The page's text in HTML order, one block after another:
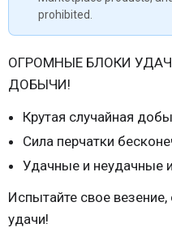
prohibited.
ОГРОМНЫЕ БЛОКИ
ДОБЫЧИ!
Крутая случайная
Сила перчатки
Удачные и неудачные
Испытайте свое везение,
удачи!